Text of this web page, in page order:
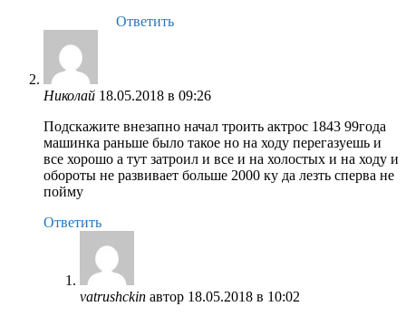
Ответить
Николай 18.05.2018 в 09:26
Подскажите внезапно начал троить актрос 1843 99года
машинка раньше было такое но на ходу перегазуешь и
все хорошо а тут затроил и все и на холостых и на ходу и
обороты не развивает больше 2000 ку да лезть сперва не
пойму
Ответить
vatrushckin автор 18.05.2018 в 10:02